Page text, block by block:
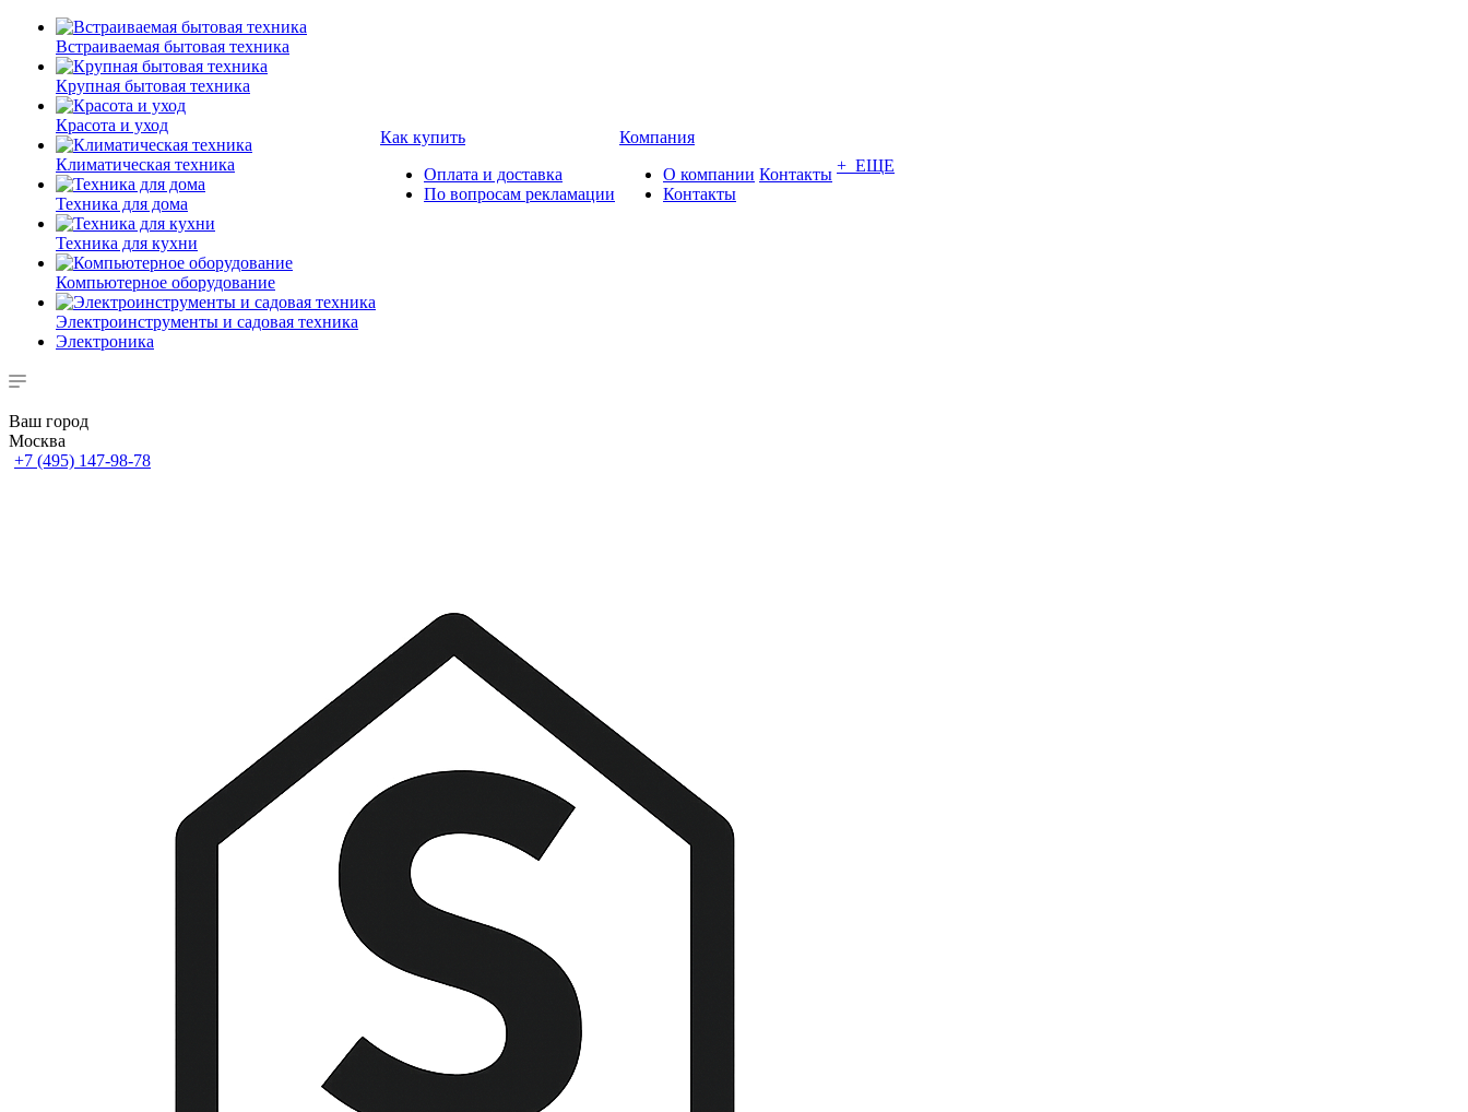
Встраиваемая бытовая техника
Крупная бытовая техника
Красота и уход
Климатическая техника
Техника для дома
Техника для кухни
Компьютерное оборудование
Электроинструменты и садовая техника
Электроника
Как купить
Оплата и доставка
По вопросам рекламации
Компания
О компании
Контакты
Контакты + ЕЩЕ
Ваш город
Москва
+7 (495) 147-98-78